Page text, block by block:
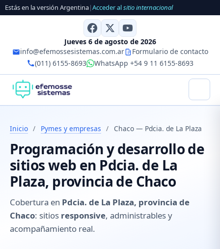
Estás en la versión Argentina|Acceder alsitio internacional
Jueves 6 de agosto de 2026
info@efemossesistemas.com.ar
Formulario de contacto
(011) 6155-8693
WhatsApp +54 9 11 6155-8693
Inicio / Pymes y empresas / Chaco — Pdcia. de La Plaza
Programación y desarrollo de
sitios web en Pdcia. de La
Plaza, provincia de Chaco
Cobertura en Pdcia. de La Plaza, provincia de
Chaco: sitios responsive, administrables y
acompañamiento real.